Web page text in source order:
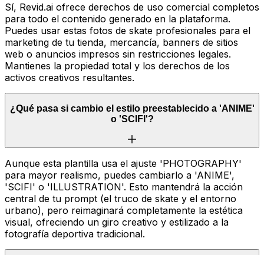
Sí, Revid.ai ofrece derechos de uso comercial completos
para todo el contenido generado en la plataforma.
Puedes usar estas fotos de skate profesionales para el
marketing de tu tienda, mercancía, banners de sitios
web o anuncios impresos sin restricciones legales.
Mantienes la propiedad total y los derechos de los
activos creativos resultantes.
¿Qué pasa si cambio el estilo preestablecido a 'ANIME'
o 'SCIFI'?
Aunque esta plantilla usa el ajuste 'PHOTOGRAPHY'
para mayor realismo, puedes cambiarlo a 'ANIME',
'SCIFI' o 'ILLUSTRATION'. Esto mantendrá la acción
central de tu prompt (el truco de skate y el entorno
urbano), pero reimaginará completamente la estética
visual, ofreciendo un giro creativo y estilizado a la
fotografía deportiva tradicional.